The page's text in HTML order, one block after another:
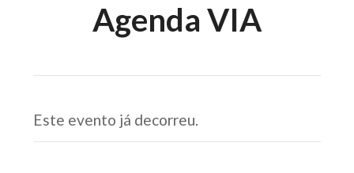
Agenda VIA
Este evento já decorreu.